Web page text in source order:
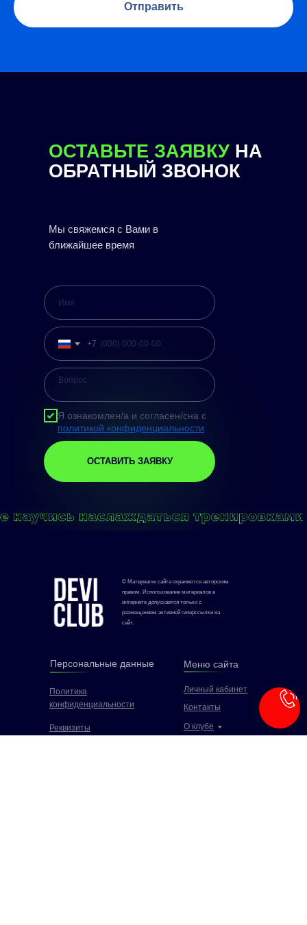
Отправить
ОСТАВЬТЕ ЗАЯВКУ НА
ОБРАТНЫЙ ЗВОНОК
Мы свяжемся с Вами в
ближайшее время
+7
Я ознакомлен/а и согласен/сна с
политикой конфиденциальности
ОСТАВИТЬ ЗАЯВКУ
© Материалы сайта охраняются авторским
правом. Использование материалов в
интернете допускается только с
размещением активной гиперссылки на
сайт.
Личный кабинет
Меню сайта
Контакты
О клубе
Политика
конфиденциальности
Персональные данные
Реквизиты